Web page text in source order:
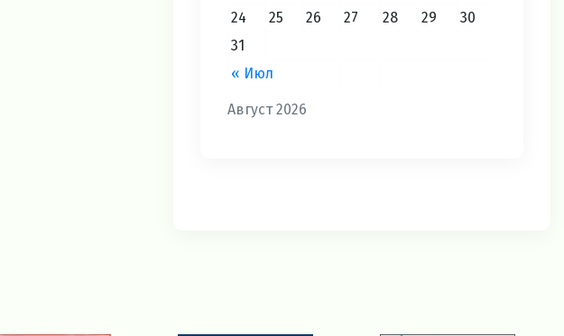
Август 2026
« Июл
24
25 26 27 28 29
30
31